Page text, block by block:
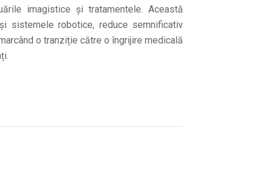
imagistice și tratamentele. Această
sistemele robotice, reduce semnificativ
o tranziție către o îngrijire medicală